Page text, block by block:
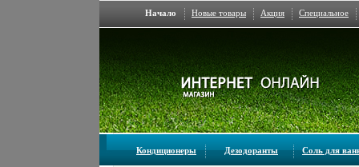
Начало Новые товары Акция Специальное
Кондиционеры Дезодоранты Соль для